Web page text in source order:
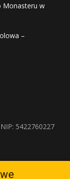
Monasteru w
–
5422760227